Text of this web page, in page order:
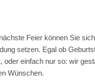
Feier können Sie
setzen. Egal ob
oder einfach nur so: wir
Wünschen.